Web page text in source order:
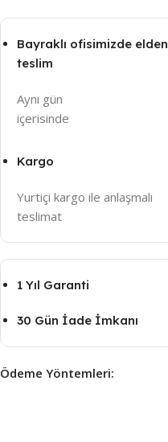
Bayraklı ofisimizde elden
teslim
Aynı gün
içerisinde
Kargo
Yurtiçi kargo ile anlaşmalı
teslimat
1 Yıl Garanti
30 Gün İade İmkanı
Ödeme Yöntemleri: